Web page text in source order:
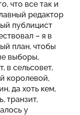
что все так и
редактор
публицист
– я в
план, чтобы
выборы,
в сельсовет,
королевой,
да хоть кем,
транзит,
у